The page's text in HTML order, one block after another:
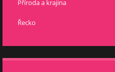
Příroda a krajina
Řecko